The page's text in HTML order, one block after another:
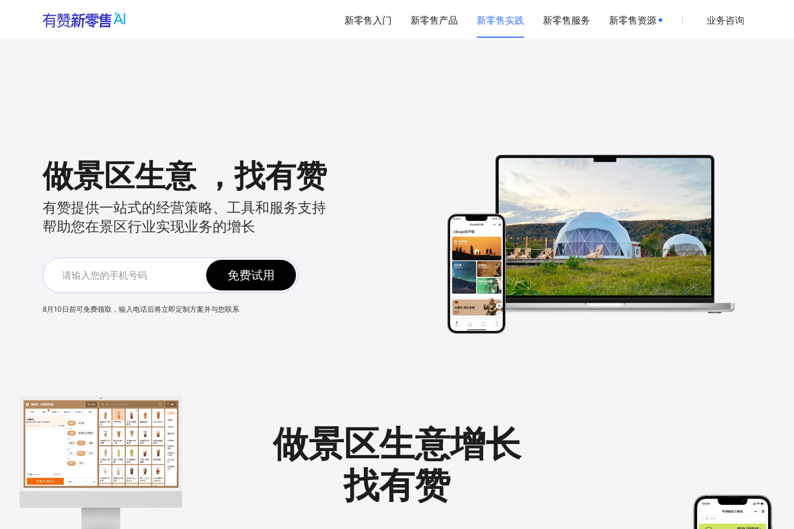
新零售入门 新零售产品 新零售实践 新零售服务 新零售资源 业务咨询
做景区生意 ，找有赞
有赞提供一站式的经营策略、工具和服务支持
帮助您在景区行业实现业务的增长
免费试用
8月10日前可免费领取，输入电话后将立即定制方案并与您联系
做景区生意增长
找有赞